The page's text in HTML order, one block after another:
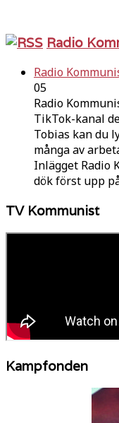
Radio
Radio
05
Radio
TikTok-kanal
Tobias kan du
många av
Inlägget Radio
dök först upp
TV Kommunist
Kampfonden